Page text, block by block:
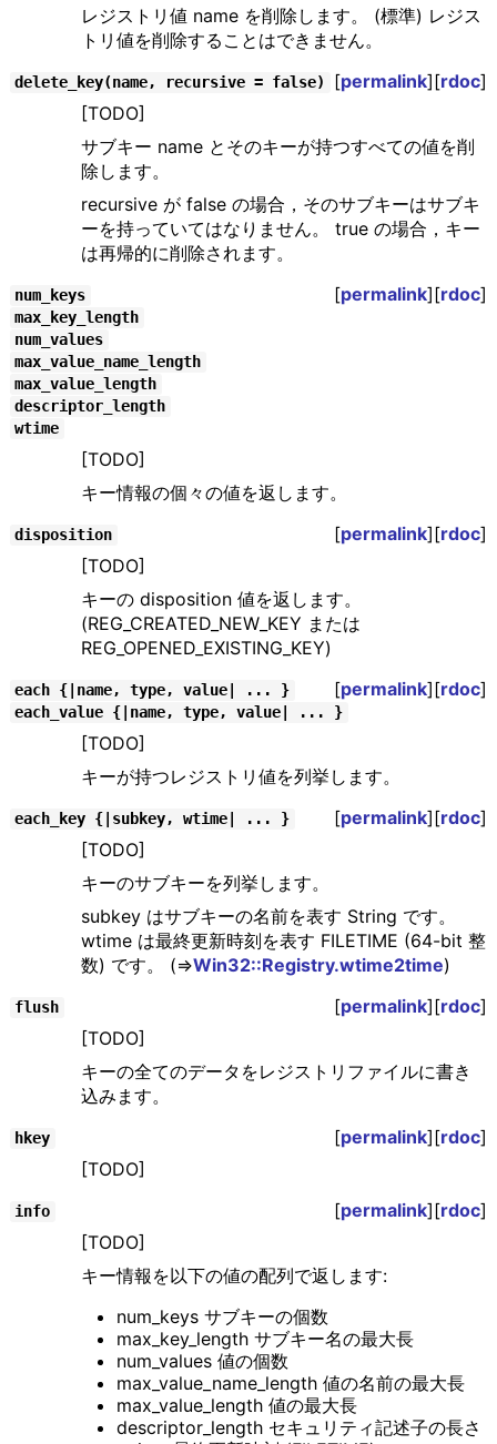
レジストリ値 name を削除します。 (標準) レジス
トリ値を削除することはできません。
delete_key(name, recursive = false) [permalink][rdoc]
[TODO]
サブキー name とそのキーが持つすべての値を削
除します。
recursive が false の場合，そのサブキーはサブキ
ーを持っていてはなりません。 true の場合，キー
は再帰的に削除されます。
num_keys [permalink][rdoc]
max_key_length
num_values
max_value_name_length
max_value_length
descriptor_length
wtime
[TODO]
キー情報の個々の値を返します。
disposition [permalink][rdoc]
[TODO]
キーの disposition 値を返します。
(REG_CREATED_NEW_KEY または
REG_OPENED_EXISTING_KEY)
each {|name, type, value| ... } [permalink][rdoc]
each_value {|name, type, value| ... }
[TODO]
キーが持つレジストリ値を列挙します。
each_key {|subkey, wtime| ... } [permalink][rdoc]
[TODO]
キーのサブキーを列挙します。
subkey はサブキーの名前を表す String です。
wtime は最終更新時刻を表す FILETIME (64-bit 整
数) です。 (⇒Win32::Registry.wtime2time)
flush [permalink][rdoc]
[TODO]
キーの全てのデータをレジストリファイルに書き
込みます。
hkey [permalink][rdoc]
[TODO]
info [permalink][rdoc]
[TODO]
キー情報を以下の値の配列で返します:
num_keys サブキーの個数
max_key_length サブキー名の最大長
num_values 値の個数
max_value_name_length 値の名前の最大長
max_value_length 値の最大長
descriptor_length セキュリティ記述子の長さ